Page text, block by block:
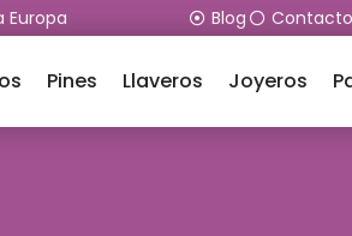
Europa Blog Contacto
Pines Llaveros Joyeros